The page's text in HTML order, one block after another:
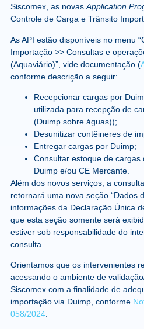
Siscomex, as novas Application
Controle de Carga e Trânsito
As API estão disponíveis no menu
Importação >> Consultas e
(Aquaviário)”, vide documentação (
conforme descrição a seguir:
Recepcionar cargas por
utilizada para recepção de
(Duimp sobre águas));
Desunitizar contêineres de
Entregar cargas por Duimp;
Consultar estoque de
Duimp e/ou CE Mercante.
Além dos novos serviços, a
retornará uma nova seção “Dados
informações da Declaração Única
que esta seção somente será
estiver sob responsabilidade do
consulta.
Orientamos que os intervenientes
acessando o ambiente de
Siscomex com a finalidade de
importação via Duimp, conforme
058/2024.